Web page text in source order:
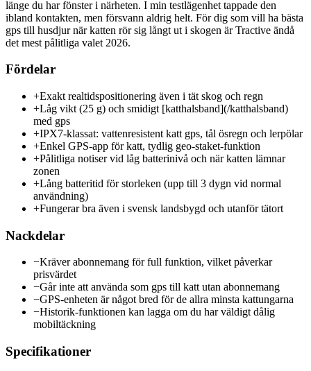
länge du har fönster i närheten. I min testlägenhet tappade den
ibland kontakten, men försvann aldrig helt. För dig som vill ha bästa
gps till husdjur när katten rör sig långt ut i skogen är Tractive ändå
det mest pålitliga valet 2026.
Fördelar
+Exakt realtidspositionering även i tät skog och regn
+Låg vikt (25 g) och smidigt [katthalsband](/katthalsband)
med gps
+IPX7-klassat: vattenresistent katt gps, tål ösregn och lerpölar
+Enkel GPS-app för katt, tydlig geo-staket-funktion
+Pålitliga notiser vid låg batterinivå och när katten lämnar
zonen
+Lång batteritid för storleken (upp till 3 dygn vid normal
användning)
+Fungerar bra även i svensk landsbygd och utanför tätort
Nackdelar
−Kräver abonnemang för full funktion, vilket påverkar
prisvärdet
−Går inte att använda som gps till katt utan abonnemang
−GPS-enheten är något bred för de allra minsta kattungarna
−Historik-funktionen kan lagga om du har väldigt dålig
mobiltäckning
Specifikationer